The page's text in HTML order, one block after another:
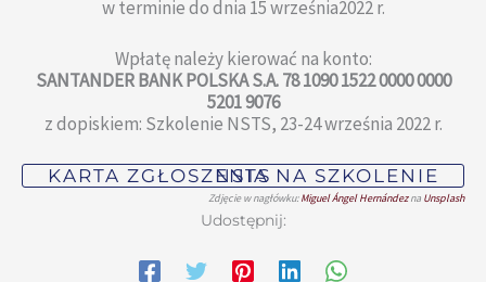
w terminie do dnia 15 września2022 r.
Wpłatę należy kierować na konto:
SANTANDER BANK POLSKA S.A. 78 1090 1522 0000 0000
5201 9076
z dopiskiem: Szkolenie NSTS, 23-24 września 2022 r.
KARTA ZGŁOSZENIA NA SZKOLENIE NSTS
Zdjęcie w nagłówku:Miguel Ángel Hernándezna Unsplash
Udostępnij: